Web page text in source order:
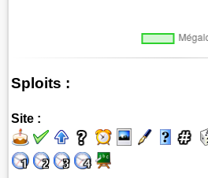
Sploits :
Site :